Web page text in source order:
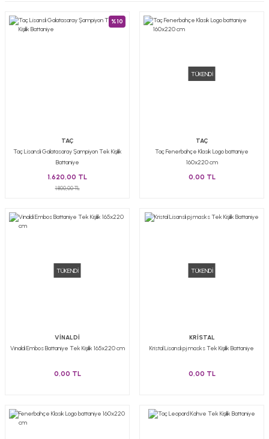
%10
TAÇ
Taç Lisanslı Galatasaray Şampiyon Tek Kişilik
Battaniye
1.620,00 TL
1.800,00 TL
TÜKENDİ
TAÇ
Taç Fenerbahçe Klasik Logo battaniye
160x220 cm
0,00 TL
TÜKENDİ
VİNALDİ
Vinaldi Embos Battaniye Tek Kişilik 165x220 cm
0,00 TL
TÜKENDİ
KRİSTAL
Kristal Lisanslı pj masks Tek Kişilik Battaniye
0,00 TL